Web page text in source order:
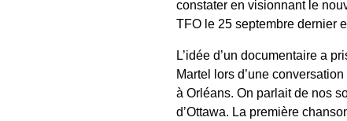
constater en visionnant le
TFO le 25 septembre dernier
L’idée d’un documentaire a
Martel lors d’une
à Orléans. On parlait de nos
d’Ottawa. La première